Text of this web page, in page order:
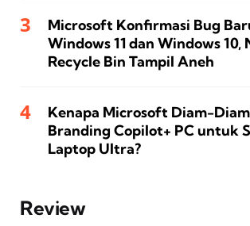
Microsoft Konfirmasi Bug
Windows 11 dan Windows 10,
Recycle Bin Tampil Aneh
Kenapa Microsoft Diam-
Branding Copilot+ PC untuk
Laptop Ultra?
Review